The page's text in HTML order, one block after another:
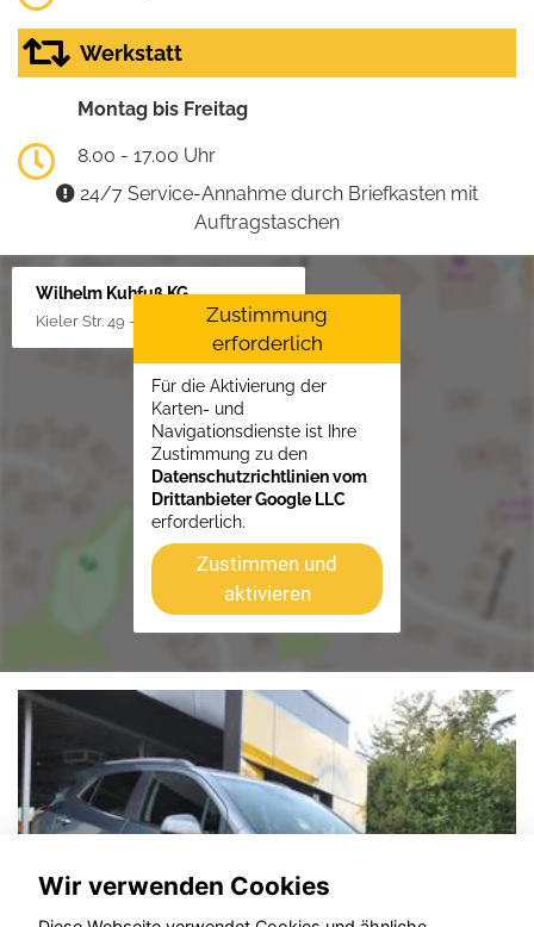
Werkstatt
Montag bis Freitag
8.00 - 17.00 Uhr
24/7 Service-Annahme durch Briefkasten mit
Auftragstaschen
Wilhelm Kuhfuß KG
Kieler Str. 49 - 51, 25451 Quickborn
Zustimmung
erforderlich
Für die Aktivierung der
Karten- und
Navigationsdienste ist Ihre
Zustimmung zu den
Datenschutzrichtlinien vom
Drittanbieter Google LLC
erforderlich.
Zustimmen und
aktivieren
Wir verwenden Cookies